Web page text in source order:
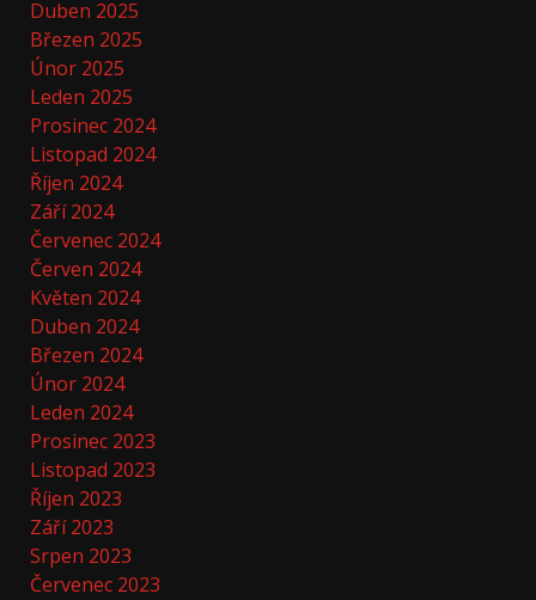
Duben 2025
Březen 2025
Únor 2025
Leden 2025
Prosinec 2024
Listopad 2024
Říjen 2024
Září 2024
Červenec 2024
Červen 2024
Květen 2024
Duben 2024
Březen 2024
Únor 2024
Leden 2024
Prosinec 2023
Listopad 2023
Říjen 2023
Září 2023
Srpen 2023
Červenec 2023